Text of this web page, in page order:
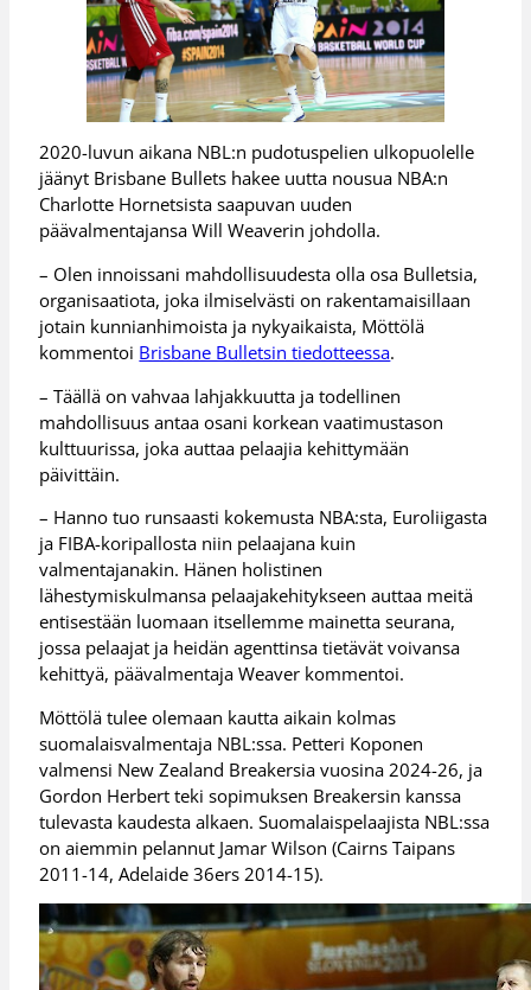
2020-luvun aikana NBL:n pudotuspelien ulkopuolelle
jäänyt Brisbane Bullets hakee uutta nousua NBA:n
Charlotte Hornetsista saapuvan uuden
päävalmentajansa Will Weaverin johdolla.
– Olen innoissani mahdollisuudesta olla osa Bulletsia,
organisaatiota, joka ilmiselvästi on rakentamaisillaan
jotain kunnianhimoista ja nykyaikaista, Möttölä
kommentoi Brisbane Bulletsin tiedotteessa.
– Täällä on vahvaa lahjakkuutta ja todellinen
mahdollisuus antaa osani korkean vaatimustason
kulttuurissa, joka auttaa pelaajia kehittymään
päivittäin.
– Hanno tuo runsaasti kokemusta NBA:sta, Euroliigasta
ja FIBA-koripallosta niin pelaajana kuin
valmentajanakin. Hänen holistinen
lähestymiskulmansa pelaajakehitykseen auttaa meitä
entisestään luomaan itsellemme mainetta seurana,
jossa pelaajat ja heidän agenttinsa tietävät voivansa
kehittyä, päävalmentaja Weaver kommentoi.
Möttölä tulee olemaan kautta aikain kolmas
suomalaisvalmentaja NBL:ssa. Petteri Koponen
valmensi New Zealand Breakersia vuosina 2024-26, ja
Gordon Herbert teki sopimuksen Breakersin kanssa
tulevasta kaudesta alkaen. Suomalaispelaajista NBL:ssa
on aiemmin pelannut Jamar Wilson (Cairns Taipans
2011-14, Adelaide 36ers 2014-15).